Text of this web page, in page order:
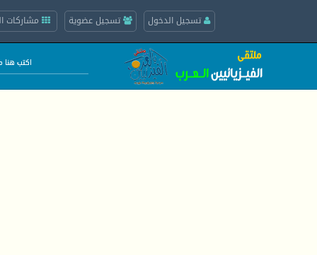
تسجيل الدخول تسجيل عضوية مشاركات